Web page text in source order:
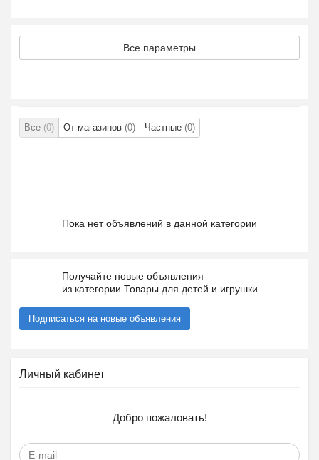
Все параметры
Все (0) От магазинов (0) Частные (0)
Пока нет объявлений в данной категории
Получайте новые объявления
из категории Товары для детей и игрушки
Подписаться на новые объявления
Личный кабинет
Добро пожаловать!